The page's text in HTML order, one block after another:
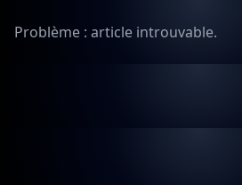
Problème : article introuvable.